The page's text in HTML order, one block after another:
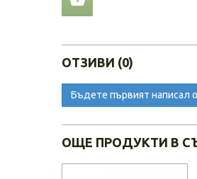
ОТЗИВИ (0)
Бъдете първият написал
ОЩЕ ПРОДУКТИ В